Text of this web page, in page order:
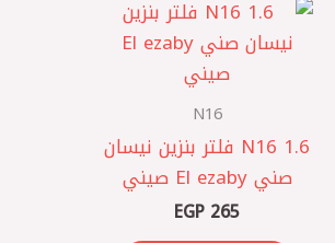
N16
N16 1.6 فلتر بنزين نيسان
صني El ezaby صيني
EGP 265